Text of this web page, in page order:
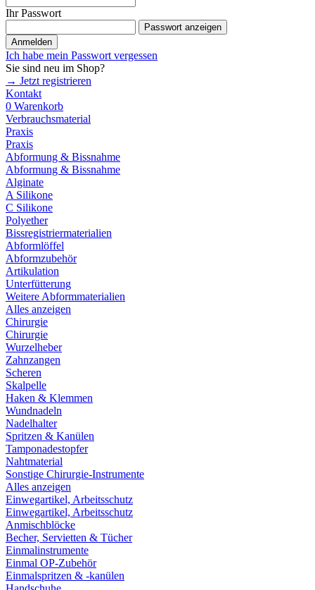
Ihr Passwort
Passwort anzeigen
Anmelden
Ich habe mein Passwort vergessen
Sie sind neu im Shop?
→ Jetzt registrieren
Kontakt
0 Warenkorb
Verbrauchsmaterial
Praxis
Praxis
Abformung & Bissnahme
Abformung & Bissnahme
Alginate
A Silikone
C Silikone
Polyether
Bissregistriermaterialien
Abformlöffel
Abformzubehör
Artikulation
Unterfütterung
Weitere Abformmaterialien
Alles anzeigen
Chirurgie
Chirurgie
Wurzelheber
Zahnzangen
Scheren
Skalpelle
Haken & Klemmen
Wundnadeln
Nadelhalter
Spritzen & Kanülen
Tamponadestopfer
Nahtmaterial
Sonstige Chirurgie-Instrumente
Alles anzeigen
Einwegartikel, Arbeitsschutz
Einwegartikel, Arbeitsschutz
Anmischblöcke
Becher, Servietten & Tücher
Einmalinstrumente
Einmal OP-Zubehör
Einmalspritzen & -kanülen